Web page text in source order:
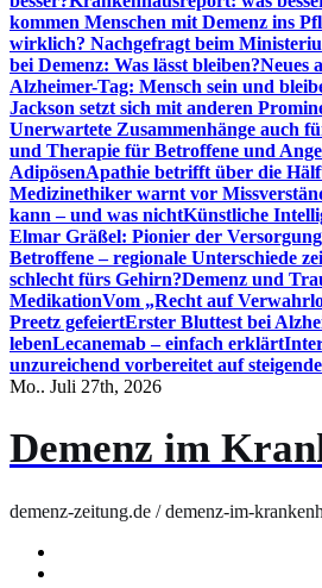
kommen Menschen mit Demenz ins
wirklich? Nachgefragt beim
bei Demenz: Was lässt bleiben?Neues
Alzheimer-Tag: Mensch sein und
Jackson setzt sich mit anderen
Unerwartete Zusammenhänge auch
und Therapie für Betroffene und
AdipösenApathie betrifft über die
Medizinethiker warnt vor
kann – und was nichtKünstliche
Elmar Gräßel: Pionier der
Betroffene – regionale Unterschiede
schlecht fürs Gehirn?Demenz und
MedikationVom „Recht auf
Preetz gefeiertErster Bluttest bei
lebenLecanemab – einfach erklärt
unzureichend vorbereitet auf
Mo.. Juli 27th, 2026
Demenz im
demenz-zeitung.de / demenz-im-